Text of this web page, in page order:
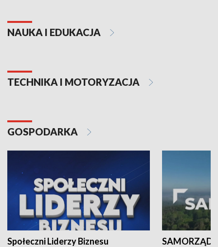
NAUKA I EDUKACJA
TECHNIKA I MOTORYZACJA
GOSPODARKA
Społeczni Liderzy Biznesu SAMORZĄD